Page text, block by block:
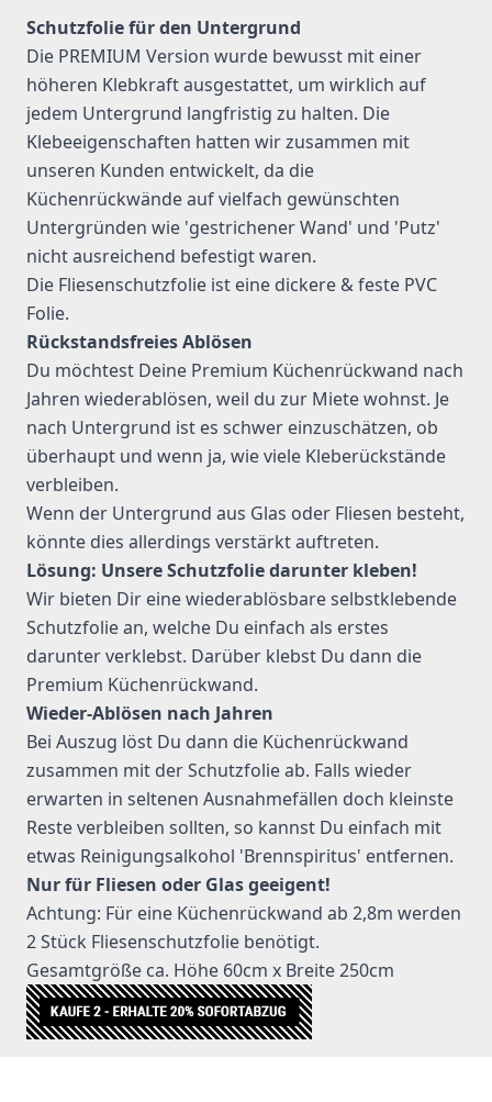
Schutzfolie für den Untergrund
Die PREMIUM Version wurde bewusst mit einer
höheren Klebkraft ausgestattet, um wirklich auf
jedem Untergrund langfristig zu halten. Die
Klebeeigenschaften hatten wir zusammen mit
unseren Kunden entwickelt, da die
Küchenrückwände auf vielfach gewünschten
Untergründen wie 'gestrichener Wand' und 'Putz'
nicht ausreichend befestigt waren.
Die Fliesenschutzfolie ist eine dickere & feste PVC
Folie.
Rückstandsfreies Ablösen
Du möchtest Deine Premium Küchenrückwand nach
Jahren wiederablösen, weil du zur Miete wohnst. Je
nach Untergrund ist es schwer einzuschätzen, ob
überhaupt und wenn ja, wie viele Kleberückstände
verbleiben.
Wenn der Untergrund aus Glas oder Fliesen besteht,
könnte dies allerdings verstärkt auftreten.
Lösung: Unsere Schutzfolie darunter kleben!
Wir bieten Dir eine wiederablösbare selbstklebende
Schutzfolie an, welche Du einfach als erstes
darunter verklebst. Darüber klebst Du dann die
Premium Küchenrückwand.
Wieder-Ablösen nach Jahren
Bei Auszug löst Du dann die Küchenrückwand
zusammen mit der Schutzfolie ab. Falls wieder
erwarten in seltenen Ausnahmefällen doch kleinste
Reste verbleiben sollten, so kannst Du einfach mit
etwas Reinigungsalkohol 'Brennspiritus' entfernen.
Nur für Fliesen oder Glas geeigent!
Achtung: Für eine Küchenrückwand ab 2,8m werden
2 Stück Fliesenschutzfolie benötigt.
Gesamtgröße ca. Höhe 60cm x Breite 250cm